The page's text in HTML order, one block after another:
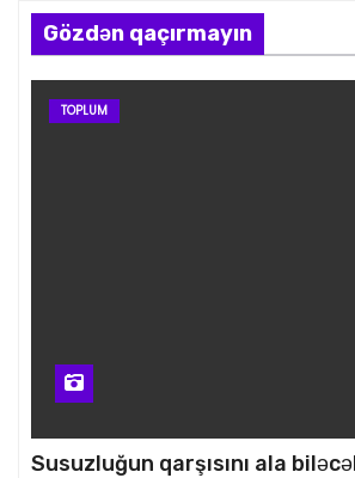
Gözdən qaçırmayın
TOPLUM
Susuzluğun qarşısını ala